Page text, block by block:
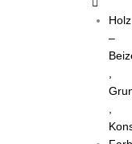
Holz
–